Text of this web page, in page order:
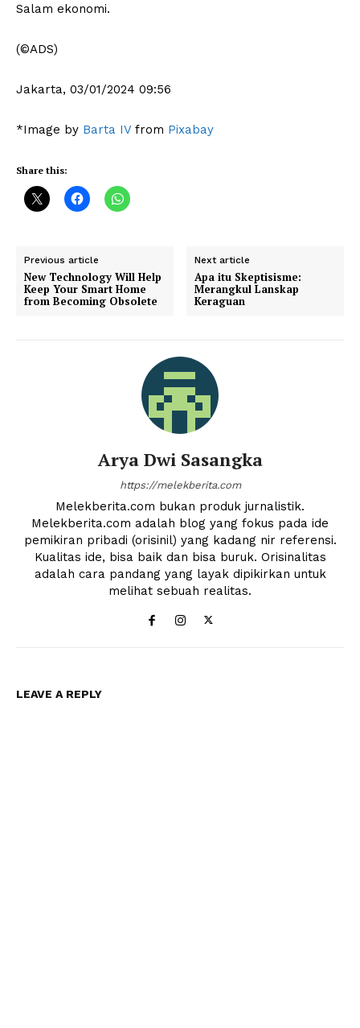
Magazine PRO
SUBSCRIBE NOW
Company
Harta
Tahta
Wanita
Salam ekonomi.
(©ADS)
Jakarta, 03/01/2024 09:56
*Image by Barta IVfrom Pixabay
Share this:
Previous article
New Technology Will Help
Keep Your Smart Home
from Becoming Obsolete
Next article
Apa itu Skeptisisme:
Merangkul Lanskap
Keraguan
Arya Dwi Sasangka
https://melekberita.com
Melekberita.com bukan produk jurnalistik.
Melekberita.com adalah blog yang fokus pada ide
pemikiran pribadi (orisinil) yang kadang nir referensi.
Kualitas ide, bisa baik dan bisa buruk. Orisinalitas
adalah cara pandang yang layak dipikirkan untuk
melihat sebuah realitas.
LEAVE A REPLY